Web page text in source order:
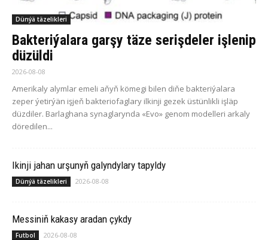
Dünýä täzelikleri
Bakteriýalara garşy täze serişdeler işlenip
düzüldi
2026-08-08
Amerikaly alymlar emeli aňyň kömegi bilen diňe bakteriýalara
zeper ýetirýän işjeň bakteriofaglary ilkinji gezek üstünlikli işläp
düzdiler. Barlaghana synaglarynda «Evo» genom modelleri arkaly
döredilen...
Ikinji jahan urşunyň galyndylary tapyldy
Dünýä täzelikleri 2026-08-08
Messiniň kakasy aradan çykdy
Futbol 2026-08-08